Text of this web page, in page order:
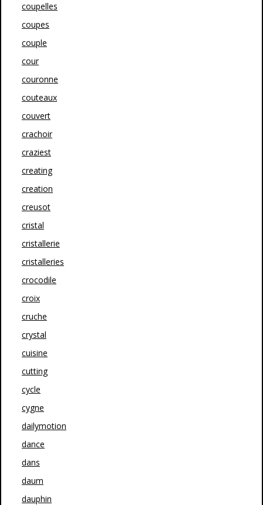
coupelles
coupes
couple
cour
couronne
couteaux
couvert
crachoir
craziest
creating
creation
creusot
cristal
cristallerie
cristalleries
crocodile
croix
cruche
crystal
cuisine
cutting
cycle
cygne
dailymotion
dance
dans
daum
dauphin